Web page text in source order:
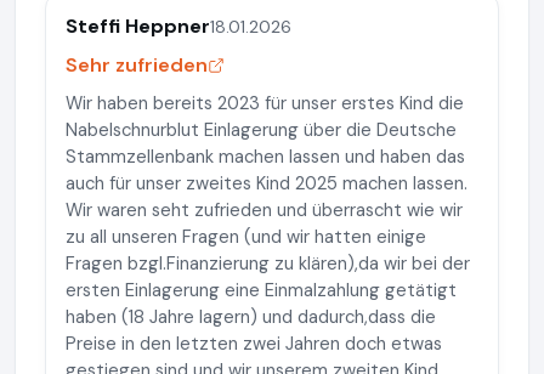
Steffi Heppner18.01.2026
Sehr zufrieden
Wir haben bereits 2023 für unser erstes Kind die
Nabelschnurblut Einlagerung über die Deutsche
Stammzellenbank machen lassen und haben das
auch für unser zweites Kind 2025 machen lassen.
Wir waren seht zufrieden und überrascht wie wir
zu all unseren Fragen (und wir hatten einige
Fragen bzgl.Finanzierung zu klären),da wir bei der
ersten Einlagerung eine Einmalzahlung getätigt
haben (18 Jahre lagern) und dadurch,dass die
Preise in den letzten zwei Jahren doch etwas